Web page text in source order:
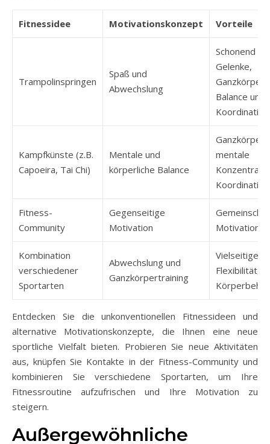
Fitnessidee Motivationskonzept Vorteile
Trampolinspringen
Spaß und
Abwechslung
Schonend
Gelenke,
Balance und
Koordination
Kampfkünste (z.B.
Capoeira, Tai Chi)
Mentale und
körperliche Balance
mentale
Koordination
Fitness-
Community
Gegenseitige
Motivation
Kombination
verschiedener
Sportarten
Abwechslung und
Ganzkörpertraining
Vielseitiges
Flexibilität,
Entdecken Sie die unkonventionellen Fitnessideen und
alternative Motivationskonzepte, die Ihnen eine neue
sportliche Vielfalt bieten. Probieren Sie neue Aktivitäten
aus, knüpfen Sie Kontakte in der Fitness-Community und
kombinieren Sie verschiedene Sportarten, um Ihre
Fitnessroutine aufzufrischen und Ihre Motivation zu
steigern.
Außergewöhnliche